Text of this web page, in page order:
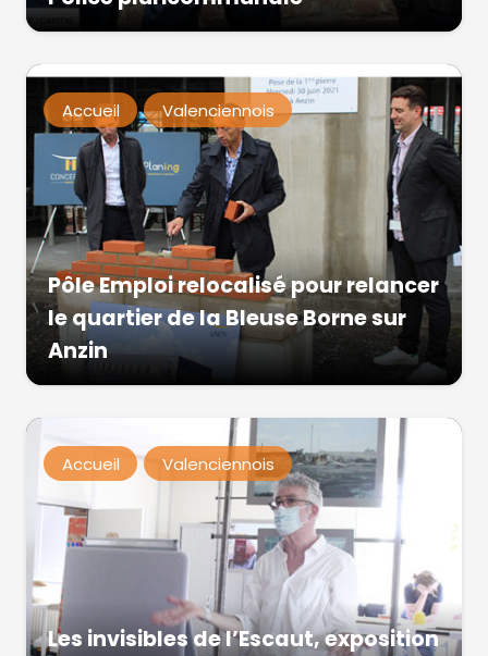
Accueil Valenciennois
Pôle Emploi relocalisé pour relancer
le quartier de la Bleuse Borne sur
Anzin
Accueil Valenciennois
Les invisibles de l’Escaut, exposition